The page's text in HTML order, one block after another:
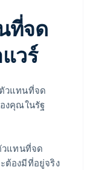
ที่จด
วร์
วแทนที่จด
งคุณในรัฐ
วแทนที่จด
ต้องมีที่อยู่จริง